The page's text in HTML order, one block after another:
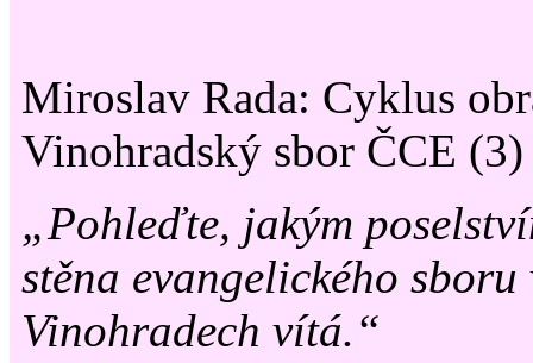
Miroslav Rada: Cyklus
Vinohradský sbor ČCE (3)
„Pohleďte, jakým
stěna evangelického sboru
Vinohradech vítá.“